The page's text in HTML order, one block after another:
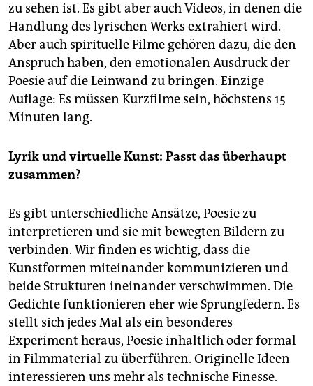
zu sehen ist. Es gibt aber auch Videos, in denen die
Handlung des lyrischen Werks extrahiert wird.
Aber auch spirituelle Filme gehören dazu, die den
Anspruch haben, den emotionalen Ausdruck der
Poesie auf die Leinwand zu bringen. Einzige
Auflage: Es müssen Kurzfilme sein, höchstens 15
Minuten lang.
Lyrik und virtuelle Kunst: Passt das überhaupt
zusammen?
Es gibt unterschiedliche Ansätze, Poesie zu
interpretieren und sie mit bewegten Bildern zu
verbinden. Wir finden es wichtig, dass die
Kunstformen miteinander kommunizieren und
beide Strukturen ineinander verschwimmen. Die
Gedichte funktionieren eher wie Sprungfedern. Es
stellt sich jedes Mal als ein besonderes
Experiment heraus, Poesie inhaltlich oder formal
in Filmmaterial zu überführen. Originelle Ideen
interessieren uns mehr als technische Finesse.